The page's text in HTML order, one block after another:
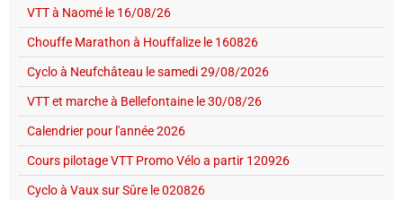
VTT à Naomé le 16/08/26
Chouffe Marathon à Houffalize le 160826
Cyclo à Neufchâteau le samedi 29/08/2026
VTT et marche à Bellefontaine le 30/08/26
Calendrier pour l'année 2026
Cours pilotage VTT Promo Vélo a partir 120926
Cyclo à Vaux sur Sûre le 020826